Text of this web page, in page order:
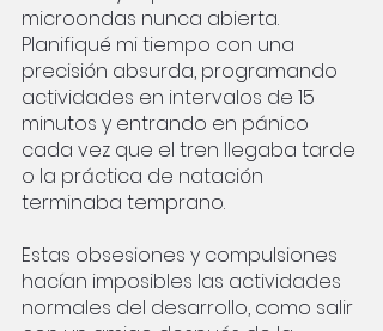
microondas nunca abierta.
Planifiqué mi tiempo con una
precisión absurda, programando
actividades en intervalos de 15
minutos y entrando en pánico
cada vez que el tren llegaba tarde
o la práctica de natación
terminaba temprano.
Estas obsesiones y compulsiones
hacían imposibles las actividades
normales del desarrollo, como salir